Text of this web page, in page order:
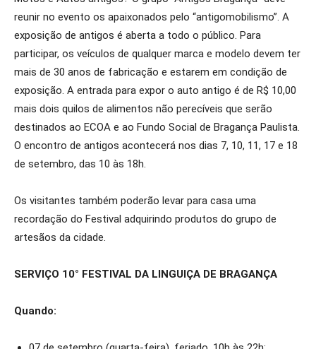
reunir no evento os apaixonados pelo “antigomobilismo”. A
exposição de antigos é aberta a todo o público. Para
participar, os veículos de qualquer marca e modelo devem ter
mais de 30 anos de fabricação e estarem em condição de
exposição. A entrada para expor o auto antigo é de R$ 10,00
mais dois quilos de alimentos não perecíveis que serão
destinados ao ECOA e ao Fundo Social de Bragança Paulista.
O encontro de antigos acontecerá nos dias 7, 10, 11, 17 e 18
de setembro, das 10 às 18h.
Os visitantes também poderão levar para casa uma
recordação do Festival adquirindo produtos do grupo de
artesãos da cidade.
SERVIÇO 10° FESTIVAL DA LINGUIÇA DE BRAGANÇA
Quando: